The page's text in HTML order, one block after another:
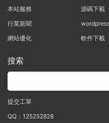
本站服務
行業新聞
網站優化
源碼下載
軟件下載
搜索
提交工單
QQ：125252828